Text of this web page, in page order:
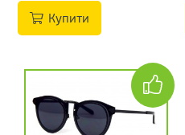
Купити